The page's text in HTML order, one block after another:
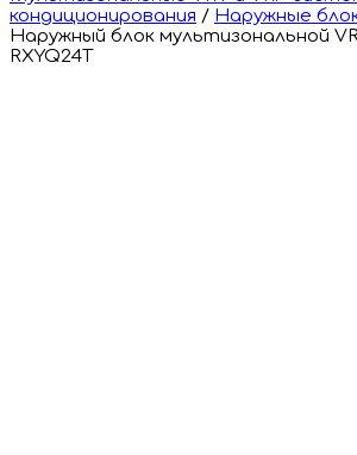
кондиционирования / Наружные
Наружный блок мультизональной
RXYQ24T